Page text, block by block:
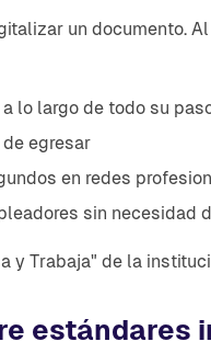
un documento.
lo largo de todo su
egresar
en redes
sin necesidad
y Trabaja" de la
estándares